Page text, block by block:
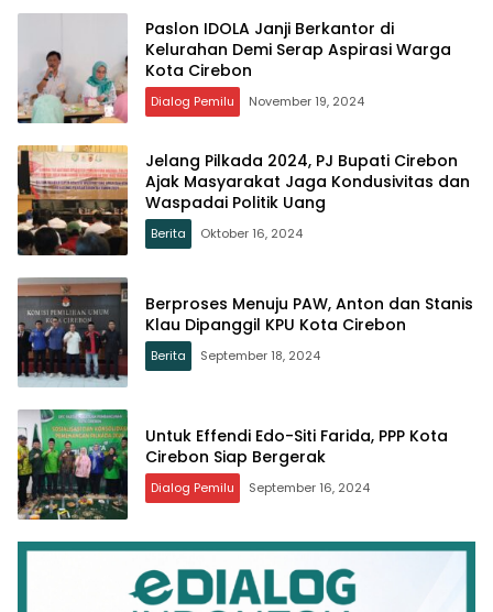
Paslon IDOLA Janji Berkantor di
Kelurahan Demi Serap Aspirasi Warga
Kota Cirebon
Dialog Pemilu November 19, 2024
Jelang Pilkada 2024, PJ Bupati Cirebon
Ajak Masyarakat Jaga Kondusivitas dan
Waspadai Politik Uang
Berita Oktober 16, 2024
Berproses Menuju PAW, Anton dan Stanis
Klau Dipanggil KPU Kota Cirebon
Berita September 18, 2024
Untuk Effendi Edo-Siti Farida, PPP Kota
Cirebon Siap Bergerak
Dialog Pemilu September 16, 2024